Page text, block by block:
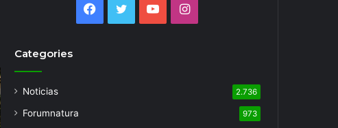
Facebook
TwitterYouTubeInstagram
Categories
Noticias 2.736
Forumnatura 973